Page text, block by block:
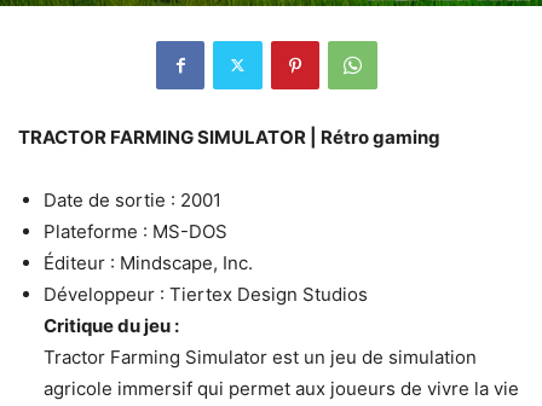
TRACTOR FARMING SIMULATOR | Rétro gaming
Date de sortie : 2001
Plateforme : MS-DOS
Éditeur : Mindscape, Inc.
Développeur : Tiertex Design Studios
Critique du jeu :
Tractor Farming Simulator est un jeu de simulation
agricole immersif qui permet aux joueurs de vivre la vie